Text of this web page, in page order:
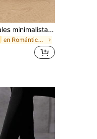
Zapatillas casuales minimalistas con lazo, suela de goma resistente al desgaste para uso diario
en Romántico Zapatillas De Mujer